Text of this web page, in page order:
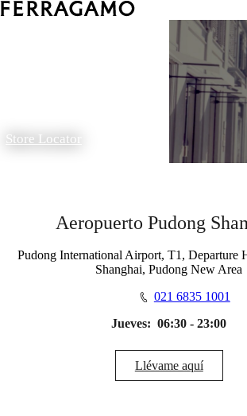
Store Locator
Aeropuerto Pudong
Pudong International Airport, T1, Departure
Shanghai, Pudong New Area
021 6835 1001
Jueves: 06:30 - 23:00
Llévame aquí